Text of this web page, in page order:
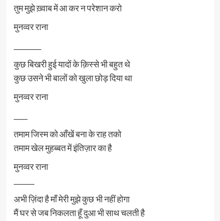
तुम मुझे ख़्वाब में आ कर न परेशान करो
मुनव्वर राना
कुछ बिखरी हुई यादों के क़िस्से भी बहुत थे
कुछ उसने भी बालों को खुला छोड़ दिया था
मुनव्वर राना
तमाम जिस्म को आँखें बना के राह तको
तमाम खेल मुहब्बत में इंतिज़ार का है
मुनव्वर राना
अभी ज़िंदा है माँ मेरी मुझे कुछ भी नहीं होगा
मैं घर से जब निकलता हूँ दुआ भी साथ चलती है